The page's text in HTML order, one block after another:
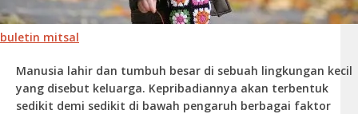
buletin mitsal
Manusia lahir dan tumbuh besar di sebuah lingkungan kecil
yang disebut keluarga. Kepribadiannya akan terbentuk
sedikit demi sedikit di bawah pengaruh berbagai faktor